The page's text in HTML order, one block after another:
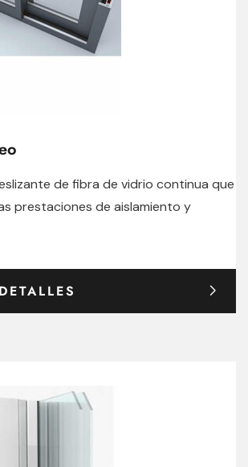
de fibra de vidrio continua que
prestaciones de aislamiento y